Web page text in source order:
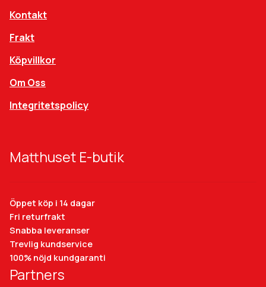
Kontakt
Frakt
Köpvillkor
Om Oss
Integritetspolicy
Matthuset E-butik
Öppet köp i 14 dagar
Fri returfrakt
Snabba leveranser
Trevlig kundservice
100% nöjd kundgaranti
Partners